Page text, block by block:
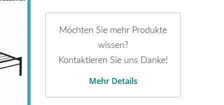
Möchten Sie mehr Produkte
wissen?
Kontaktieren Sie uns Danke!
Mehr Details